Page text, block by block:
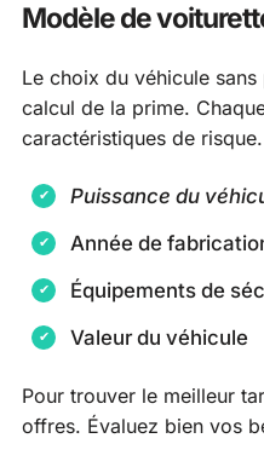
Modèle de
Le choix du véhicule
calcul de la prime.
caractéristiques de risque.
Puissance du
Année de
Équipements de
Valeur du véhicule
Pour trouver le meilleur
offres. Évaluez bien vos